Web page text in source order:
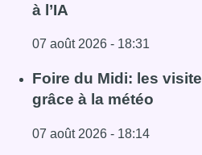
à l’IA
07 août 2026 - 18:31
Lire l'article Pizza Nizar: un
Foire du Midi: les
grâce à la météo
07 août 2026 - 18:14